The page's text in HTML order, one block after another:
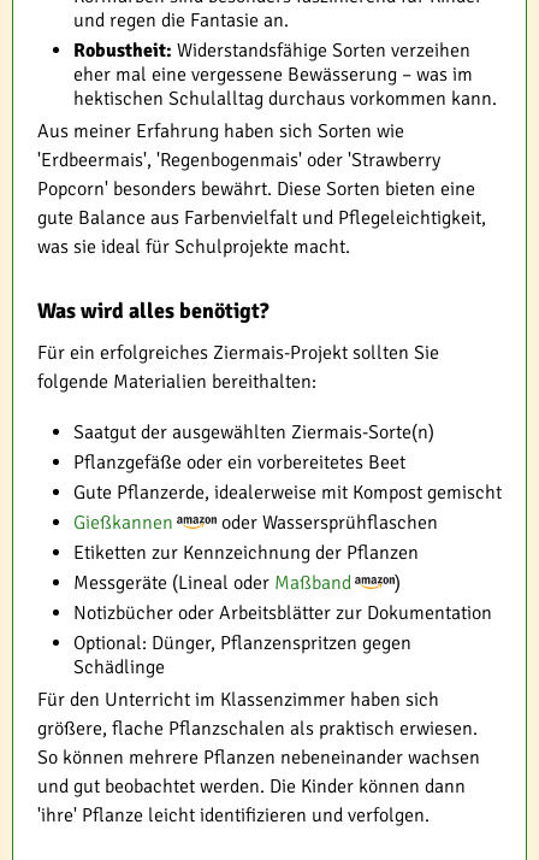
und regen die Fantasie an.
Robustheit: Widerstandsfähige Sorten verzeihen
eher mal eine vergessene Bewässerung – was im
hektischen Schulalltag durchaus vorkommen kann.
Aus meiner Erfahrung haben sich Sorten wie
'Erdbeermais', 'Regenbogenmais' oder 'Strawberry
Popcorn' besonders bewährt. Diese Sorten bieten eine
gute Balance aus Farbenvielfalt und Pflegeleichtigkeit,
was sie ideal für Schulprojekte macht.
Was wird alles benötigt?
Für ein erfolgreiches Ziermais-Projekt sollten Sie
folgende Materialien bereithalten:
Saatgut der ausgewählten Ziermais-Sorte(n)
Pflanzgefäße oder ein vorbereitetes Beet
Gute Pflanzerde, idealerweise mit Kompost gemischt
Gießkannen
oder Wassersprühflaschen
Etiketten zur Kennzeichnung der Pflanzen
Messgeräte (Lineal oder Maßband
)
Notizbücher oder Arbeitsblätter zur Dokumentation
Optional: Dünger, Pflanzenspritzen gegen
Schädlinge
Für den Unterricht im Klassenzimmer haben sich
größere, flache Pflanzschalen als praktisch erwiesen.
So können mehrere Pflanzen nebeneinander wachsen
und gut beobachtet werden. Die Kinder können dann
'ihre' Pflanze leicht identifizieren und verfolgen.